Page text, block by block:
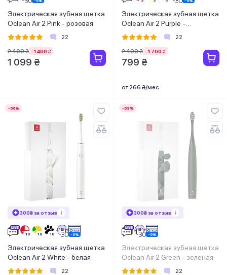
Электрическая зубная щетка
Oclean Air 2 Pink - розовая
22
2 499 ₴ -1 400 ₴
1 099 ₴
Электрическая зубная щетка
Oclean Air 2 Purple -
фиолетовая
22
2 499 ₴ -1 700 ₴
799 ₴
от 266 ₴/мес
-56%
300₴ за отзыв
Электрическая зубная щетка
Oclean Air 2 White - белая
22
-53%
300₴ за отзыв
Электрическая зубная щетка
Oclean Air 2 Green - зеленая
22